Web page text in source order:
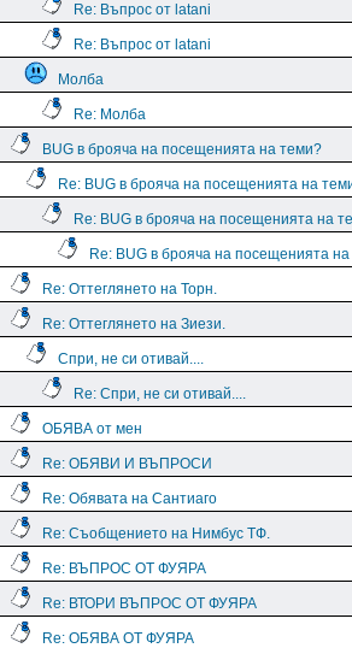
Re: Въпрос от latani
Re: Въпрос от latani
Молба
Re: Молба
BUG в брояча на посещенията на теми?
Re: BUG в брояча на посещенията на
Re: BUG в брояча на посещенията на
Re: BUG в брояча на посещенията
Re: Оттеглянето на Торн.
Re: Оттеглянето на Зиези.
Спри, не си отивай....
Re: Спри, не си отивай....
ОБЯВА от мен
Re: ОБЯВИ И ВЪПРОСИ
Re: Обявата на Сантиаго
Re: Съобщението на Нимбус ТФ.
Re: ВЪПРОС ОТ ФУЯРА
Re: ВТОРИ ВЪПРОС ОТ ФУЯРА
Re: ОБЯВА ОТ ФУЯРА